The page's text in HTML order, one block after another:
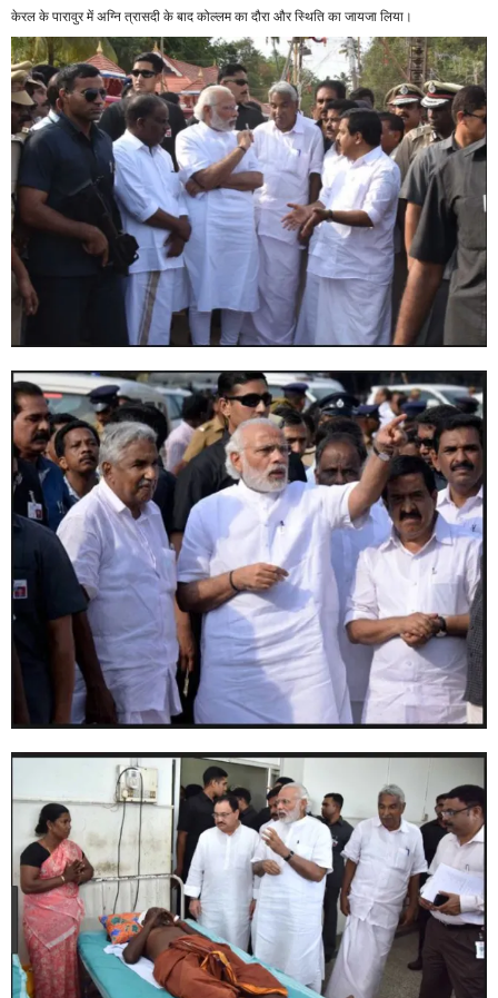
केरल के पारावुर में अग्नि त्रासदी के बाद कोल्लम का दौरा और स्थिति का जायजा लिया।